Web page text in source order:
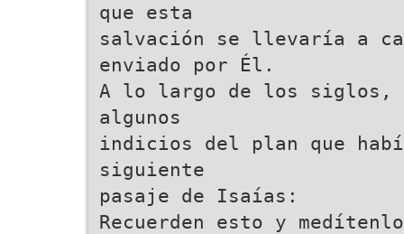
que esta
salvación se llevaría a
enviado por Él.
A lo largo de los siglos,
algunos
indicios del plan que
siguiente
pasaje de Isaías:
Recuerden esto y